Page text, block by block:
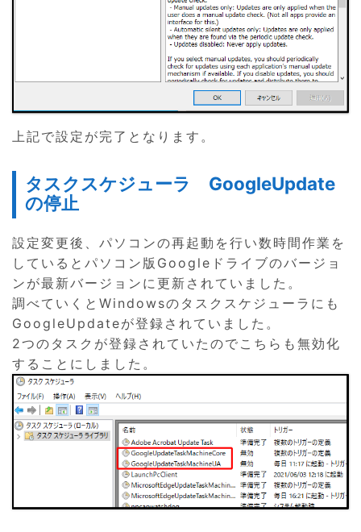
上記で設定が完了となります。
タスクスケジューラ GoogleUpdate
の停止
設定変更後、パソコンの再起動を行い数時間作業を
しているとパソコン版Googleドライブのバージョ
ンが最新バージョンに更新されていました。
調べていくとWindowsのタスクスケジューラにも
GoogleUpdateが登録されていました。
2つのタスクが登録されていたのでこちらも無効化
することにしました。